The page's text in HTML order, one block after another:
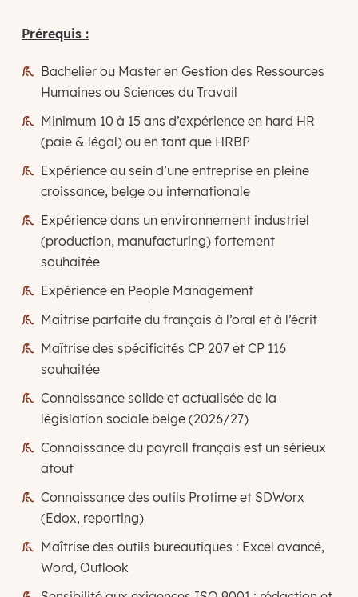
Prérequis :
Bachelier ou Master en Gestion des Ressources
Humaines ou Sciences du Travail
Minimum 10 à 15 ans d’expérience en hard HR
(paie & légal) ou en tant que HRBP
Expérience au sein d’une entreprise en pleine
croissance, belge ou internationale
Expérience dans un environnement industriel
(production, manufacturing) fortement
souhaitée
Expérience en People Management
Maîtrise parfaite du français à l’oral et à l’écrit
Maîtrise des spécificités CP 207 et CP 116
souhaitée
Connaissance solide et actualisée de la
législation sociale belge (2026/27)
Connaissance du payroll français est un sérieux
atout
Connaissance des outils Protime et SDWorx
(Edox, reporting)
Maîtrise des outils bureautiques : Excel avancé,
Word, Outlook